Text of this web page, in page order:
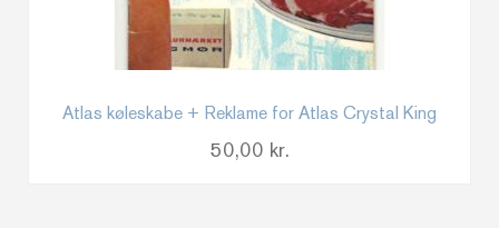
Atlas køleskabe + Reklame for Atlas Crystal King
50,00 kr.